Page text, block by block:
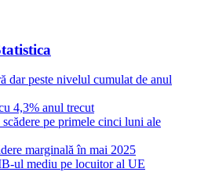
dar peste nivelul cumulat de anul
4,3% anul trecut
pe primele cinci luni ale
marginală în mai 2025
ul mediu pe locuitor al UE